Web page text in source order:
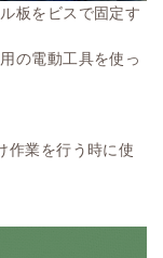
板をビスで固定す
の電動工具を使っ
作業を行う時に使